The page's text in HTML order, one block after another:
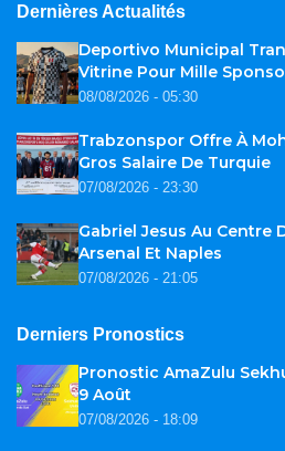
Dernières Actualités
Deportivo Municipal
Vitrine Pour Mille
08/08/2026 - 05:30
Trabzonspor Offre À
Gros Salaire De Turquie
07/08/2026 - 23:30
Gabriel Jesus Au Centre
Arsenal Et Naples
07/08/2026 - 21:05
Derniers Pronostics
Pronostic AmaZulu
9 Août
07/08/2026 - 18:09